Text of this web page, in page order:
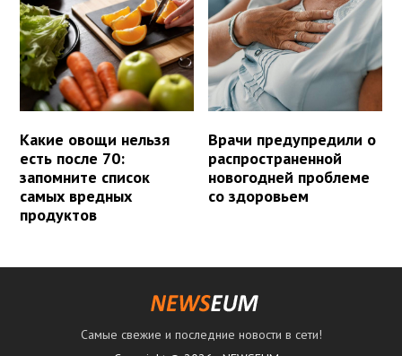
Какие овощи нельзя
есть после 70:
запомните список
самых вредных
продуктов
Врачи предупредили о
распространенной
новогодней проблеме
со здоровьем
Самые свежие и последние новости в сети!